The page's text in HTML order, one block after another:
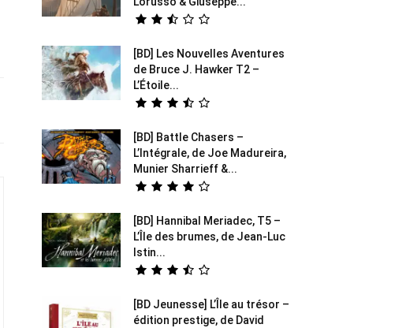
[BD] Les Nouvelles Aventures
de Bruce J. Hawker T2 –
L’Étoile...
[BD] Battle Chasers –
L’Intégrale, de Joe Madureira,
Munier Sharrieff &...
[BD] Hannibal Meriadec, T5 –
L’Île des brumes, de Jean-Luc
Istin...
[BD Jeunesse] L’Île au trésor –
édition prestige, de David